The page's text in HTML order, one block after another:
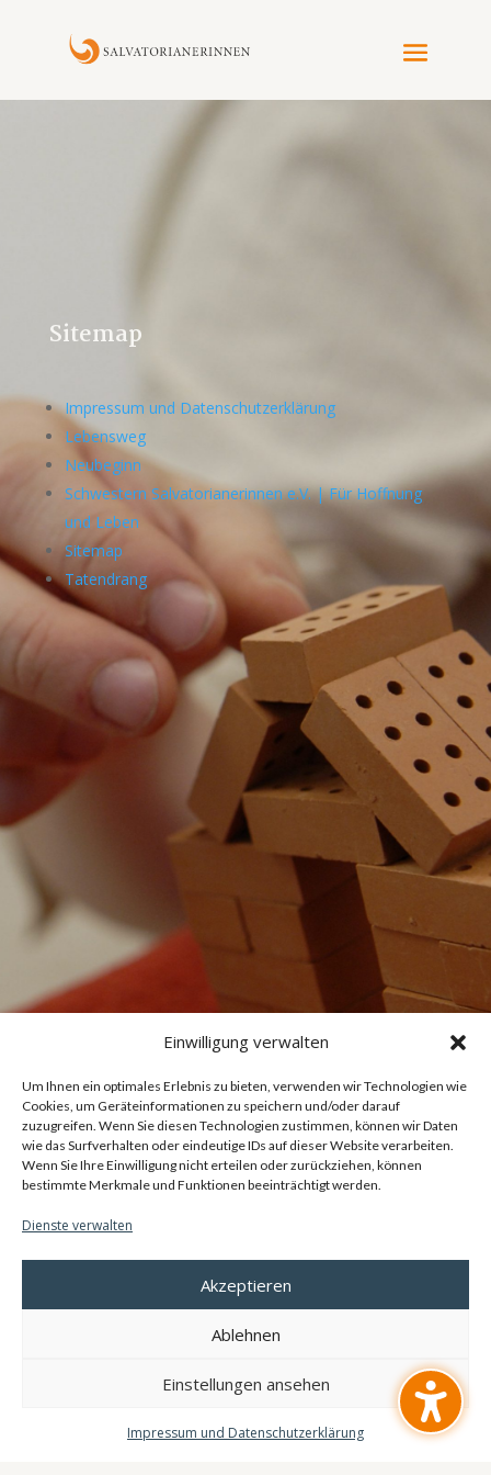
Einwilligung verwalten
Um Ihnen ein optimales Erlebnis zu bieten, verwenden wir Technologien wie
Cookies, um Geräteinformationen zu speichern und/oder darauf
zuzugreifen. Wenn Sie diesen Technologien zustimmen, können wir Daten
wie das Surfverhalten oder eindeutige IDs auf dieser Website verarbeiten.
Wenn Sie Ihre Einwilligung nicht erteilen oder zurückziehen, können
bestimmte Merkmale und Funktionen beeinträchtigt werden.
Dienste verwalten
Akzeptieren
Ablehnen
Einstellungen ansehen
Impressum und Datenschutzerklärung
Sitemap
Impressum und Datenschutzerklärung
Lebensweg
Neubeginn
Schwestern Salvatorianerinnen e.V. | Für Hoffnung
und Leben
Sitemap
Tatendrang